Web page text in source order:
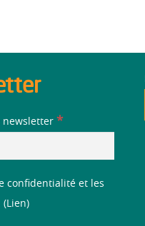
newsletter *
confidentialité et les
( Lien)